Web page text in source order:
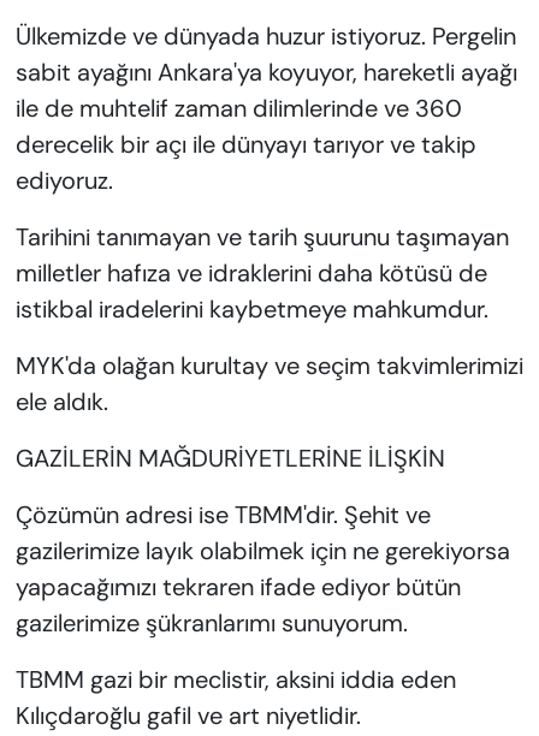
Ülkemizde ve dünyada huzur istiyoruz. Pergelin
sabit ayağını Ankara'ya koyuyor, hareketli ayağı
ile de muhtelif zaman dilimlerinde ve 360
derecelik bir açı ile dünyayı tarıyor ve takip
ediyoruz.
Tarihini tanımayan ve tarih şuurunu taşımayan
milletler hafıza ve idraklerini daha kötüsü de
istikbal iradelerini kaybetmeye mahkumdur.
MYK'da olağan kurultay ve seçim takvimlerimizi
ele aldık.
GAZİLERİN MAĞDURİYETLERİNE İLİŞKİN
Çözümün adresi ise TBMM'dir. Şehit ve
gazilerimize layık olabilmek için ne gerekiyorsa
yapacağımızı tekraren ifade ediyor bütün
gazilerimize şükranlarımı sunuyorum.
TBMM gazi bir meclistir, aksini iddia eden
Kılıçdaroğlu gafil ve art niyetlidir.